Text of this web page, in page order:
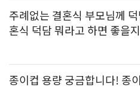
주례없는 결혼식 부모님께
혼식 덕담 뭐라고 하면 좋을
종이컵 용량 궁금합니다! 종